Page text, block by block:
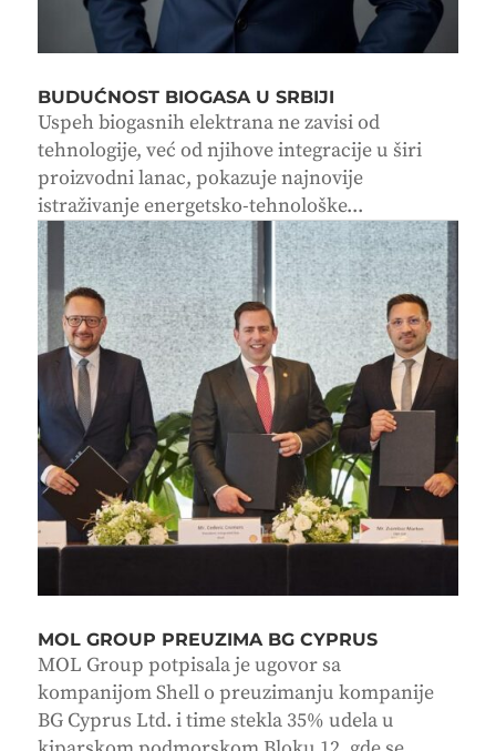
BUDUĆNOST BIOGASA U SRBIJI
Uspeh biogasnih elektrana ne zavisi od
tehnologije, već od njihove integracije u širi
proizvodni lanac, pokazuje najnovije
istraživanje energetsko-tehnološke...
MOL GROUP PREUZIMA BG CYPRUS
MOL Group potpisala je ugovor sa
kompanijom Shell o preuzimanju kompanije
BG Cyprus Ltd. i time stekla 35% udela u